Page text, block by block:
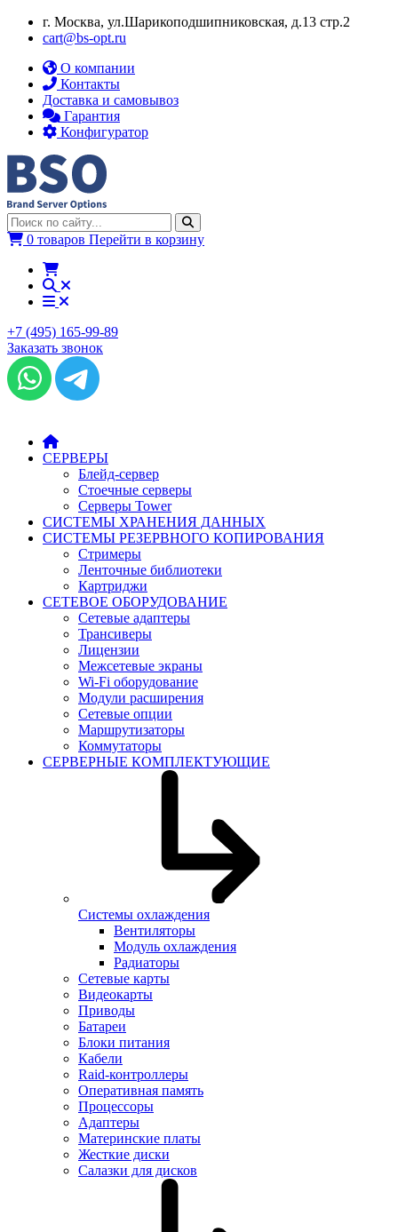
г. Москва, ул.​​Шарикоподшипниковская, д.13 стр.2
cart@bs-opt.ru
О компании
Контакты
Доставка и самовывоз
Гарантия
Конфигуратор
0 товаров Перейти в корзину
+7 (495) 165-99-89
Заказать звонок
СЕРВЕРЫ
Блейд-сервер
Стоечные серверы
Серверы Tower
СИСТЕМЫ ХРАНЕНИЯ ДАННЫХ
СИСТЕМЫ РЕЗЕРВНОГО КОПИРОВАНИЯ
Стримеры
Ленточные библиотеки
Картриджи
СЕТЕВОЕ ОБОРУДОВАНИЕ
Сетевые адаптеры
Трансиверы
Лицензии
Межсетевые экраны
Wi-Fi оборудование
Модули расширения
Сетевые опции
Маршрутизаторы
Коммутаторы
СЕРВЕРНЫЕ КОМПЛЕКТУЮЩИЕ
Системы охлаждения
Вентиляторы
Модуль охлаждения
Радиаторы
Сетевые карты
Видеокарты
Приводы
Батареи
Блоки питания
Кабели
Raid-контроллеры
Оперативная память
Процессоры
Адаптеры
Материнские платы
Жесткие диски
Салазки для дисков